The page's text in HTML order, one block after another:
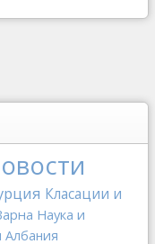
Класации и
Наука и
Албания